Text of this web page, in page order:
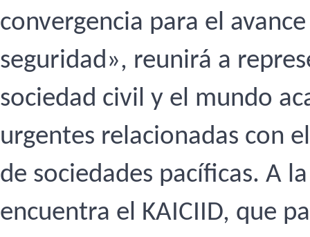
convergencia para el
seguridad», reunirá a
sociedad civil y el mundo
urgentes relacionadas con
de sociedades pacíficas. A
encuentra el KAICIID, que